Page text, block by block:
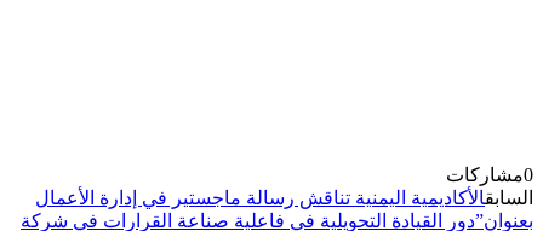
0مشاركات
السابقالأكاديمية اليمنية تناقش رسالة ماجستير في إدارة الأعمال
بعنوان”دور القيادة التحويلية في فاعلية صناعة القرارات في شركة